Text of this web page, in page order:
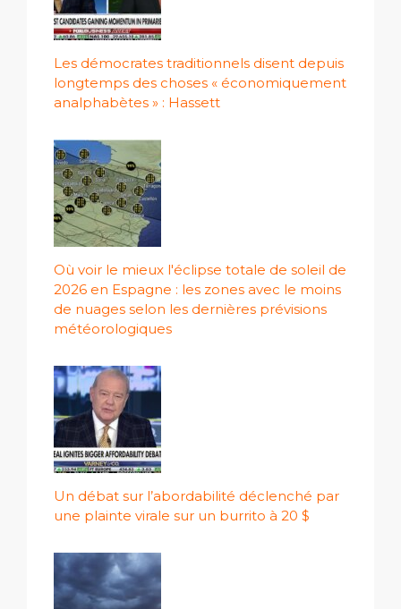
Les démocrates traditionnels disent depuis
longtemps des choses « économiquement
analphabètes » : Hassett
Où voir le mieux l'éclipse totale de soleil de
2026 en Espagne : les zones avec le moins
de nuages ​​selon les dernières prévisions
météorologiques
Un débat sur l’abordabilité déclenché par
une plainte virale sur un burrito à 20 $